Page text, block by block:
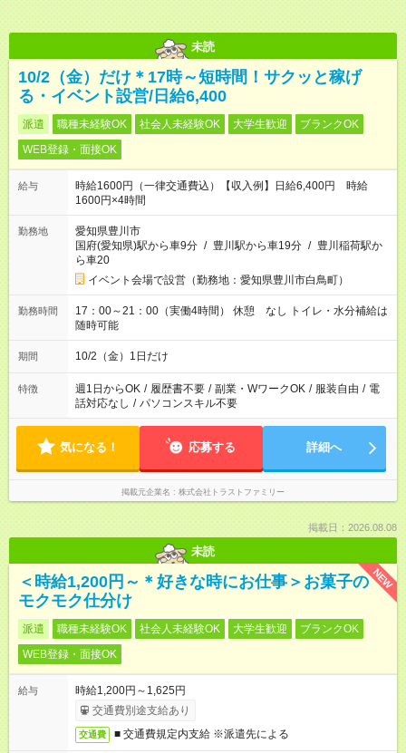
未読
10/2（金）だけ＊17時～短時間！サクッと稼げ
る・イベント設営/日給6,400
派遣 職種未経験OK 社会人未経験OK 大学生歓迎
ブランクOK
WEB登録・面接OK
給与
時給1600円（一律交通費込）【収入例】日給6,400円 時給
1600円×4時間
勤務地
愛知県豊川市
国府(愛知県)駅から車9分 / 豊川駅から車19分 / 豊川稲荷駅か
ら車20
イベント会場で設営（勤務地：愛知県豊川市白鳥町）
勤務時間
17：00～21：00（実働4時間） 休憩 なし トイレ・水分補給は
随時可能
期間 10/2（金）1日だけ
特徴 週1日からOK / 履歴書不要 / 副業・WワークOK / 服装自由 / 電
話対応なし / パソコンスキル不要
気になる！ 応募する 詳細へ
掲載元企業名 株式会社トラストファミリー
掲載日：2026.08.08
未読
NEW
＜時給1,200円～＊好きな時にお仕事＞お菓子の
モクモク仕分け
派遣 職種未経験OK 社会人未経験OK 大学生歓迎
ブランクOK
WEB登録・面接OK
給与
時給1,200円～1,625円
交通費別途支給あり
交通費 ■ 交通費規定内支給 ※派遣先による